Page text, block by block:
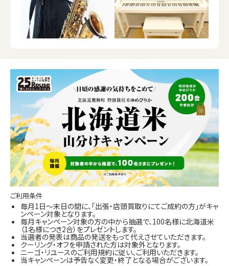
ご利用条件
毎月1日～末日の間に、「出張・店頭買取りにてご成約の方」がキャ
ンペーン対象となります。
毎月キャンペーン対象の方の中から抽選で、100名様に北海道米
（1名様につき2合）をプレゼントします。
当選者の発表は商品の発送をもって代えさせていただきます。
クーリング・オフを申請された方は対象外となります。
ニーゴ・リユースのご利用規約に従い、ご利用いただきます。
当キャンペーンは予告なく変更・終了となる場合がございます。